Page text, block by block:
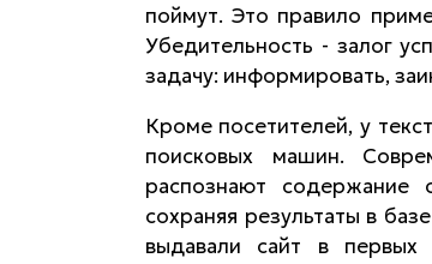
поймут. Это правило
Убедительность - залог
задачу: информировать,
Кроме посетителей, у
поисковых машин.
распознают содержание
сохраняя результаты в
выдавали сайт в первых